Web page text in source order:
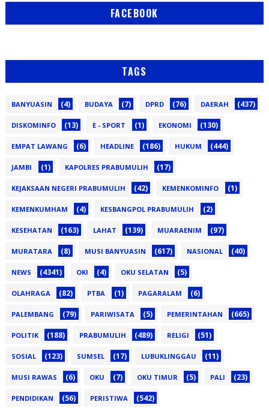
FACEBOOK
TAGS
BANYUASIN (4) BUDAYA (7) DPRD (76) DAERAH (437)
DISKOMINFO (13) E - SPORT (1) EKONOMI (130)
EMPAT LAWANG (6) HEADLINE (186) HUKUM (444)
JAMBI (1) KAPOLRES PRABUMULIH (17)
KEJAKSAAN NEGERI PRABUMULIH (42) KEMENKOMINFO (1)
KEMENKUMHAM (4) KESBANGPOL PRABUMULIH (2)
KESEHATAN (163) LAHAT (139) MUARAENIM (97)
MURATARA (8) MUSI BANYUASIN (617) NASIONAL (40)
NEWS (4341) OKI (4) OKU SELATAN (5)
OLAHRAGA (82) PTBA (1) PAGARALAM (6)
PALEMBANG (79) PARIWISATA (5) PEMERINTAHAN (665)
POLITIK (188) PRABUMULIH (489) RELIGI (51)
SOSIAL (123) SUMSEL (17) LUBUKLINGGAU (11)
MUSI RAWAS (6) OKU (7) OKU TIMUR (5) PALI (23)
PENDIDIKAN (56) PERISTIWA (542)